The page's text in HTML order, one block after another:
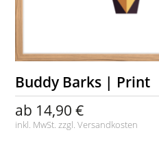
Buddy Barks | Print
ab 14,90 €
inkl. MwSt. zzgl.Versandkosten